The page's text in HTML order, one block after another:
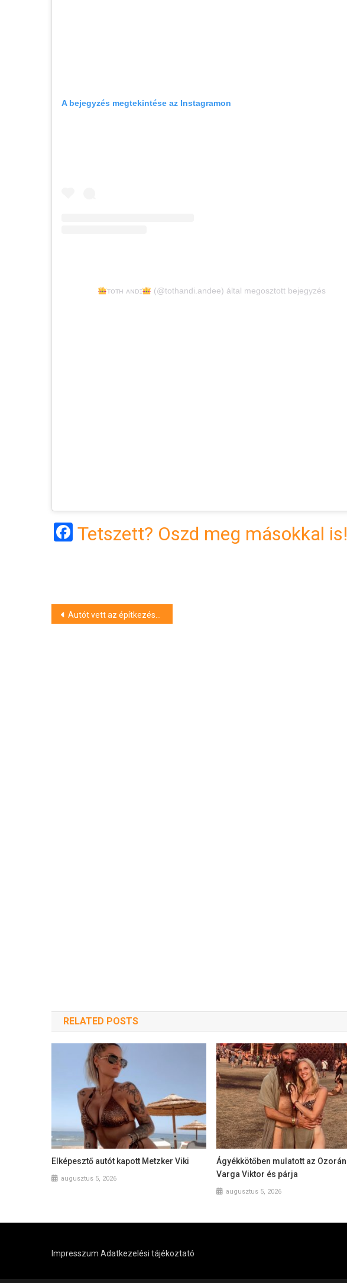
A bejegyzés megtekintése az Instagramon
ᴛᴏᴛʜ ᴀɴᴅɪ (@tothandi.andee) által megosztott bejegyzés
Facebook
Tetszett? Oszd meg másokkal is!
Bejegyzés
Autót vett az építkezésen lopott pénzből a hajdúhadházi férfi
RELATED POSTS
Elképesztő autót kapott Metzker Viki
augusztus 5, 2026
Ágyékkötőben mulatott az Ozorán
Varga Viktor és párja
augusztus 5, 2026
Impresszum Adatkezelési tájékoztató